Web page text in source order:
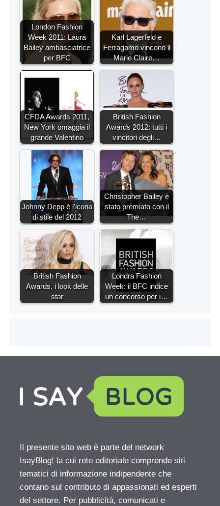
London Fashion
Week 2011: Laura
Bailey ambasciatrice
per BFC
Karl Lagerfeld e
Ferragamo vincono il
Marie Claire…
CFDA Awards 2011,
New York omaggia il
grande Valentino
British Fashion
Awards 2012: tutti i
vincitori degli…
Johnny Depp è l'icona
di stile del 2012
Christopher Bailey è
stato premiato con il
The…
British Fashion
Awards, i look delle
star
Londra Fashion
Week: il BFC indice
un concorso per i…
Il presente sito web è parte del network
IsayBlog! la cui rete editoriale comprende siti
tematici di informazione indipendente che
contano sul contributo di appassionati ed esperti
del settore. Per pubblicità, comunicati e